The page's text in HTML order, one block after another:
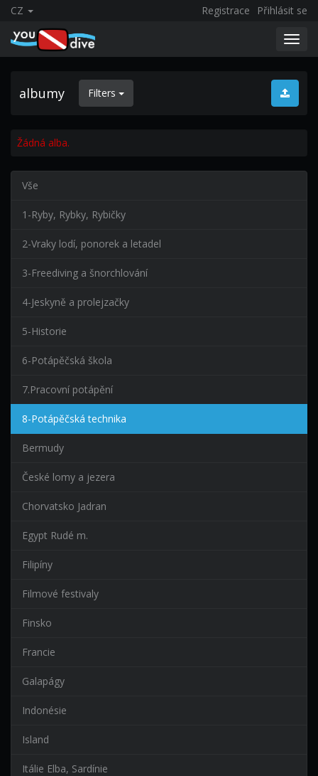
CZ Registrace Přihlásit se
albumy Filters
Žádná alba.
Vše
1-Ryby, Rybky, Rybičky
2-Vraky lodí, ponorek a letadel
3-Freediving a šnorchlování
4-Jeskyně a prolejzačky
5-Historie
6-Potápěčská škola
7.Pracovní potápění
8-Potápěčská technika
Bermudy
České lomy a jezera
Chorvatsko Jadran
Egypt Rudé m.
Filipíny
Filmové festivaly
Finsko
Francie
Galapágy
Indonésie
Island
Itálie Elba, Sardínie